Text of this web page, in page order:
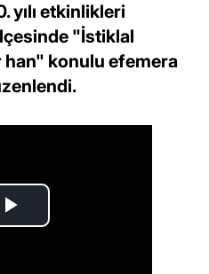
yılı etkinlikleri
"İstiklal
konulu efemera